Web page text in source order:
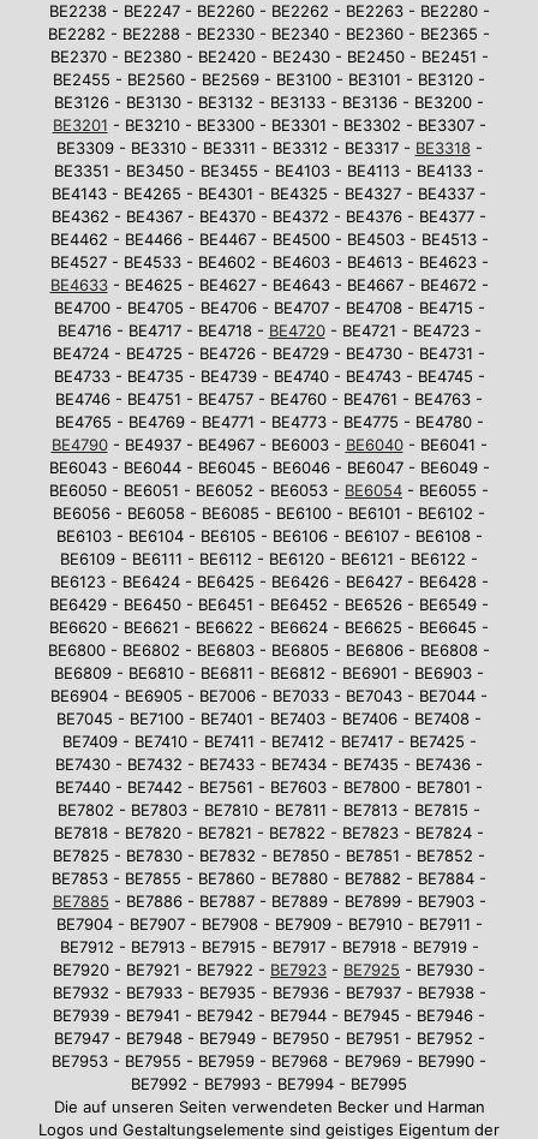
BE2238 - BE2247 - BE2260 - BE2262 - BE2263 - BE2280 -
BE2282 - BE2288 - BE2330 - BE2340 - BE2360 - BE2365 -
BE2370 - BE2380 - BE2420 - BE2430 - BE2450 - BE2451 -
BE2455 - BE2560 - BE2569 - BE3100 - BE3101 - BE3120 -
BE3126 - BE3130 - BE3132 - BE3133 - BE3136 - BE3200 -
BE3201 - BE3210 - BE3300 - BE3301 - BE3302 - BE3307 -
BE3309 - BE3310 - BE3311 - BE3312 - BE3317 - BE3318-
BE3351 - BE3450 - BE3455 - BE4103 - BE4113 - BE4133 -
BE4143 - BE4265 - BE4301 - BE4325 - BE4327 - BE4337 -
BE4362 - BE4367 - BE4370 - BE4372 - BE4376 - BE4377 -
BE4462 - BE4466 - BE4467 - BE4500 - BE4503 - BE4513 -
BE4527 - BE4533 - BE4602 - BE4603 - BE4613 - BE4623 -
BE4633- BE4625 - BE4627 - BE4643 - BE4667 - BE4672 -
BE4700 - BE4705 - BE4706 - BE4707 - BE4708 - BE4715 -
BE4716 - BE4717 - BE4718 - BE4720- BE4721 - BE4723 -
BE4724 - BE4725 - BE4726 - BE4729 - BE4730 - BE4731 -
BE4733 - BE4735 - BE4739 - BE4740 - BE4743 - BE4745 -
BE4746 - BE4751 - BE4757 - BE4760 - BE4761 - BE4763 -
BE4765 - BE4769 - BE4771 - BE4773 - BE4775 - BE4780 -
BE4790- BE4937 - BE4967 - BE6003 - BE6040- BE6041 -
BE6043 - BE6044 - BE6045 - BE6046 - BE6047 - BE6049 -
BE6050 - BE6051 - BE6052 - BE6053 - BE6054 - BE6055 -
BE6056 - BE6058 - BE6085 - BE6100 - BE6101 - BE6102 -
BE6103 - BE6104 - BE6105 - BE6106 - BE6107 - BE6108 -
BE6109 - BE6111 - BE6112 - BE6120 - BE6121 - BE6122 -
BE6123 - BE6424 - BE6425 - BE6426 - BE6427 - BE6428 -
BE6429 - BE6450 - BE6451 - BE6452 - BE6526 - BE6549 -
BE6620 - BE6621 - BE6622 - BE6624 - BE6625 - BE6645 -
BE6800 - BE6802 - BE6803 - BE6805 - BE6806 - BE6808 -
BE6809 - BE6810 - BE6811 - BE6812 - BE6901 - BE6903 -
BE6904 - BE6905 - BE7006 - BE7033 - BE7043 - BE7044 -
BE7045 - BE7100 - BE7401 - BE7403 - BE7406 - BE7408 -
BE7409 - BE7410 - BE7411 - BE7412 - BE7417 - BE7425 -
BE7430 - BE7432 - BE7433 - BE7434 - BE7435 - BE7436 -
BE7440 - BE7442 - BE7561 - BE7603 - BE7800 - BE7801 -
BE7802 - BE7803 - BE7810 - BE7811 - BE7813 - BE7815 -
BE7818 - BE7820 - BE7821 - BE7822 - BE7823 - BE7824 -
BE7825 - BE7830 - BE7832 - BE7850 - BE7851 - BE7852 -
BE7853 - BE7855 - BE7860 - BE7880 - BE7882 - BE7884 -
BE7885 - BE7886 - BE7887 - BE7889 - BE7899 - BE7903 -
BE7904 - BE7907 - BE7908 - BE7909 - BE7910 - BE7911 -
BE7912 - BE7913 - BE7915 - BE7917 - BE7918 - BE7919 -
BE7920 - BE7921 - BE7922 - BE7923 - BE7925 - BE7930 -
BE7932 - BE7933 - BE7935 - BE7936 - BE7937 - BE7938 -
BE7939 - BE7941 - BE7942 - BE7944 - BE7945 - BE7946 -
BE7947 - BE7948 - BE7949 - BE7950 - BE7951 - BE7952 -
BE7953 - BE7955 - BE7959 - BE7968 - BE7969 - BE7990 -
BE7992 - BE7993 - BE7994 - BE7995
Die auf unseren Seiten verwendeten Becker und Harman
Logos und Gestaltungselemente sind geistiges Eigentum der